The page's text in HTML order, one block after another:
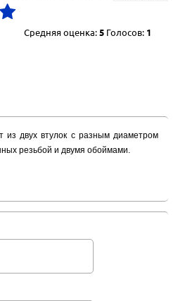
Средняя оценка:5 Голосов: 1
из двух втулок с разным диаметром
резьбой и двумя обоймами.